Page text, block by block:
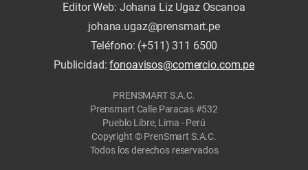
Editor Web: Johana Liz Ugaz Oscanoa
johana.ugaz@prensmart.pe
Teléfono: (+511) 311 6500
Publicidad:fonoavisos@comercio.com.pe
PRENSMART S.A.C.
Prensmart Calle Paracas #532
Pueblo Libre, Lima - Perú
Copyright © PrenSmart S.A.C.
Todos los derechos reservados